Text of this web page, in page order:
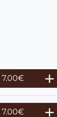
7.00€
7.00€